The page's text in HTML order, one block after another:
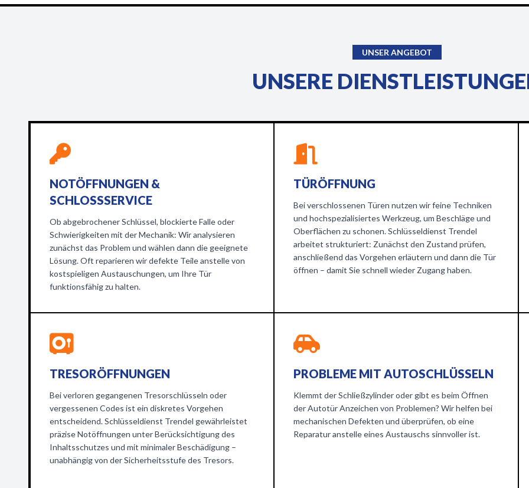
UNSER ANGEBOT
UNSERE
NOTÖFFNUNGEN &
SCHLOSSSERVICE
Ob abgebrochener Schlüssel, blockierte Falle oder
Schwierigkeiten mit der Mechanik: Wir analysieren
zunächst das Problem und wählen dann die geeignete
Lösung. Oft reparieren wir defekte Teile anstelle von
kostspieligen Austauschungen, um Ihre Tür
funktionsfähig zu halten.
TÜRÖFFNUNG
Bei verschlossenen Türen nutzen wir feine Techniken
und hochspezialisiertes Werkzeug, um Beschläge und
Oberflächen zu schonen. Schlüsseldienst Trendel
arbeitet strukturiert: Zunächst den Zustand prüfen,
anschließend das Vorgehen erläutern und dann die Tür
öffnen – damit Sie schnell wieder Zugang haben.
TRESORÖFFNUNGEN
Bei verloren gegangenen Tresorschlüsseln oder
vergessenen Codes ist ein diskretes Vorgehen
entscheidend. Schlüsseldienst Trendel gewährleistet
präzise Notöffnungen unter Berücksichtigung des
Inhaltsschutzes und mit minimaler Beschädigung –
unabhängig von der Sicherheitsstufe des Tresors.
PROBLEME MIT AUTOSCHLÜSSELN
Klemmt der Schließzylinder oder gibt es beim Öffnen
der Autotür Anzeichen von Problemen? Wir helfen bei
mechanischen Defekten und überprüfen, ob eine
Reparatur anstelle eines Austauschs sinnvoller ist.